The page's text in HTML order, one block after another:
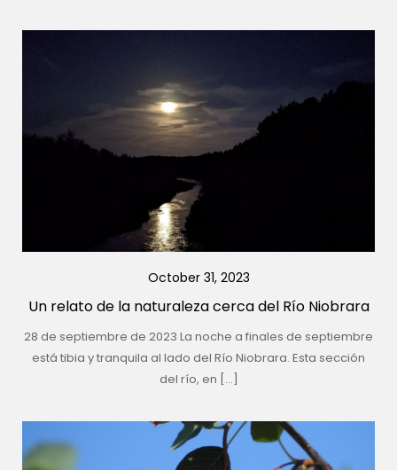
October 31, 2023
Un relato de la naturaleza cerca del Río Niobrara
28 de septiembre de 2023 La noche a finales de septiembre
está tibia y tranquila al lado del Río Niobrara. Esta sección
del río, en […]